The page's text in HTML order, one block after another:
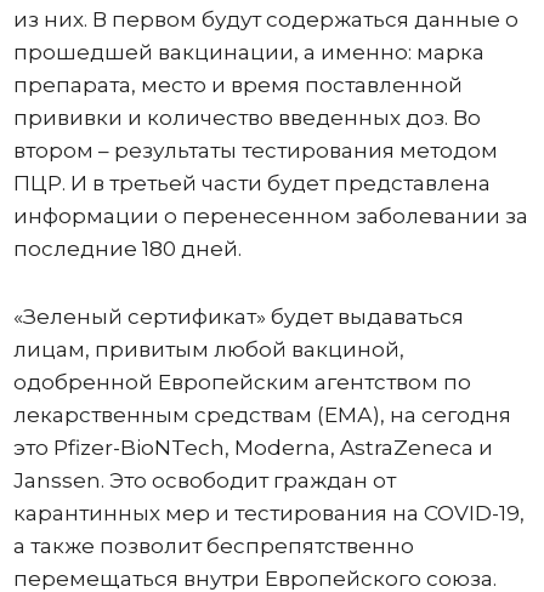
из них. В первом будут содержаться данные о
прошедшей вакцинации, а именно: марка
препарата, место и время поставленной
прививки и количество введенных доз. Во
втором – результаты тестирования методом
ПЦР. И в третьей части будет представлена
информации о перенесенном заболевании за
последние 180 дней.
«Зеленый сертификат» будет выдаваться
лицам, привитым любой вакциной,
одобренной Европейским агентством по
лекарственным средствам (ЕМА), на сегодня
это Pfizer-BioNTech, Moderna, AstraZeneca и
Janssen. Это освободит граждан от
карантинных мер и тестирования на COVID-19,
а также позволит беспрепятственно
перемещаться внутри Европейского союза.